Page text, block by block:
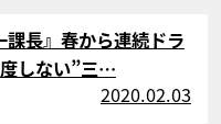
課長』春から連続ドラ
しない”三…
2020.02.03